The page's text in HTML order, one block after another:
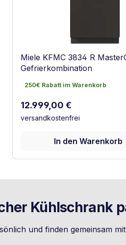
Miele KFMC 3834 R
Gefrierkombination
250€ Rabatt im Warenkorb
250€ Rabatt im Warenkorb
Regulärer Preis:
12.999,00 €
versandkostenfrei
In den Warenkorb
Kühlschrank
und finden gemeinsam